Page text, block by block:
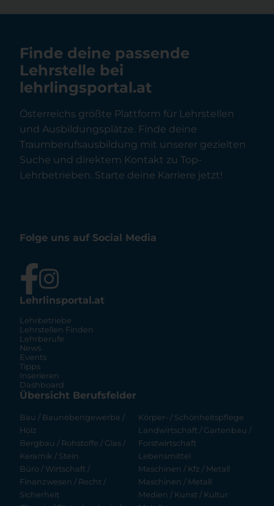
Finde deine passende
Lehrstelle bei
lehrlingsportal.at
Österreichs größte Plattform für Lehrstellen
und Ausbildungsplätze. Finde deine
Traumberufsausbildung mit unserer gezielten
Suche und direktem Kontakt zu Top-
Lehrbetrieben. Starte deine Karriere jetzt!
Folge uns auf Social Media
Lehrlinsportal.at
Lehrbetriebe
Lehrstellen Finden
Lehrberufe
News
Events
Tipps
Inserieren
Dashboard
Übersicht Berufsfelder
Bau / Baunebengewerbe /
Holz
Bergbau / Rohstoffe / Glas /
Keramik / Stein
Büro / Wirtschaft /
Finanzwesen / Recht /
Sicherheit
Körper- / Schönheitspflege
Landwirtschaft / Gartenbau /
Forstwirtschaft
Lebensmittel
Maschinen / Kfz / Metall
Maschinen / Metall
Medien / Kunst / Kultur